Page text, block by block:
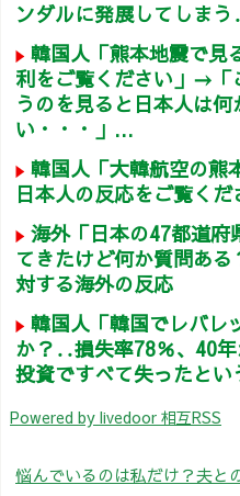
ンダルに発展してしまう
韓国人「熊本地震で見
利をご覧ください」→「
うのを見ると日本人は
い・・・」...
韓国人「大韓航空の熊
日本人の反応をご覧く
海外「日本の47都道府
てきたけど何か質問あ
対する海外の反応
韓国人「韓国でレバレ
か？‥損失率78％、40
投資ですべて失ったとい
Powered by livedoor 相互RSS
悩んでいるのは私だけ？夫と